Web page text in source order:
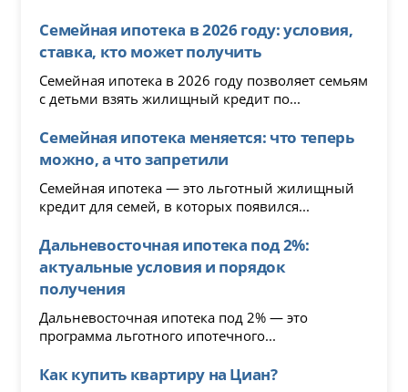
Семейная ипотека в 2026 году: условия,
ставка, кто может получить
Семейная ипотека в 2026 году позволяет семьям
с детьми взять жилищный кредит по...
Семейная ипотека меняется: что теперь
можно, а что запретили
Семейная ипотека — это льготный жилищный
кредит для семей, в которых появился...
Дальневосточная ипотека под 2%:
актуальные условия и порядок
получения
Дальневосточная ипотека под 2% — это
программа льготного ипотечного...
Как купить квартиру на Циан?